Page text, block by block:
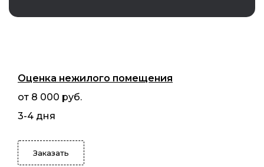
Оценка нежилого помещения
от 8 000 руб.
3-4 дня
Заказать